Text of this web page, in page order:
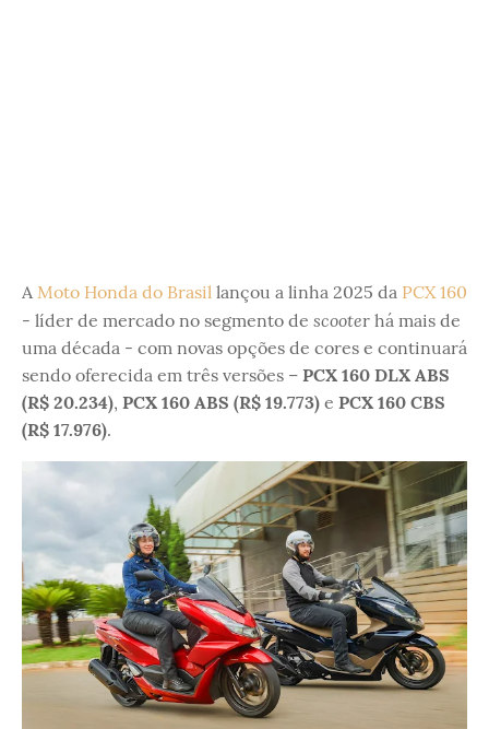
A Moto Honda do Brasil lançou a linha 2025 da PCX 160
- líder de mercado no segmento de scooter há mais de
uma década - com novas opções de cores e continuará
sendo oferecida em três versões – PCX 160 DLX ABS
(R$ 20.234), PCX 160 ABS (R$ 19.773) e PCX 160 CBS
(R$ 17.976).